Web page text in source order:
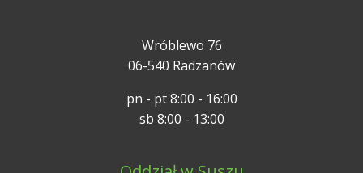
Wróblewo 76
06-540 Radzanów
pn - pt 8:00 - 16:00
sb 8:00 - 13:00